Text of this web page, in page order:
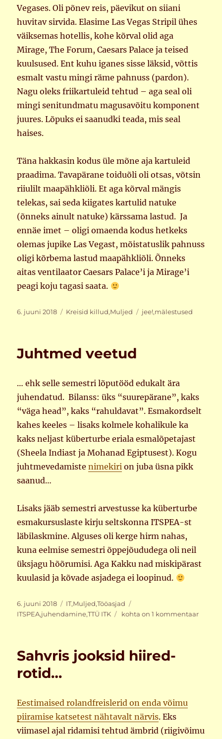
Vegases. Oli põnev reis, päevikut on siiani
huvitav sirvida. Elasime Las Vegas Stripil ühes
väiksemas hotellis, kohe kõrval olid aga
Mirage, The Forum, Caesars Palace ja teised
kuulsused. Ent kuhu iganes sisse läksid, võttis
esmalt vastu mingi räme pahnuss (pardon).
Nagu oleks friikartuleid tehtud – aga seal oli
mingi senitundmatu magusavõitu komponent
juures. Lõpuks ei saanudki teada, mis seal
haises.
Täna hakkasin kodus üle mõne aja kartuleid
praadima. Tavapärane toiduõli oli otsas, võtsin
riiulilt maapähkliõli. Et aga kõrval mängis
telekas, sai seda kiigates kartulid natuke
(õnneks ainult natuke) kärssama lastud. Ja
ennäe imet – oligi omaenda kodus hetkeks
olemas jupike Las Vegast, mõistatuslik pahnuss
oligi kõrbema lastud maapähkliõli. Õnneks
aitas ventilaator Caesars Palace’i ja Mirage’i
peagi koju tagasi saata.
Postitatud
6. juuni 2018 Rubriigid
Kreisid killud,Muljed Sildid
jee!,mälestused
Juhtmed veetud
… ehk selle semestri lõputööd edukalt ära
juhendatud. Bilanss: üks “suurepärane”, kaks
“väga head”, kaks “rahuldavat”. Esmakordselt
kahes keeles – lisaks kolmele kohalikule ka
kaks neljast küberturbe eriala esmalõpetajast
(Sheela Indiast ja Mohanad Egiptusest). Kogu
juhtmevedamistenimekiri on juba üsna pikk
saanud…
Lisaks jääb semestri arvestusse ka küberturbe
esmakursuslaste kirju seltskonna ITSPEA-st
läbilaskmine. Alguses oli kerge hirm nahas,
kuna eelmise semestri õppejõududega oli neil
üksjagu hõõrumisi. Aga Kakku nad miskipärast
kuulasid ja kõvade asjadega ei loopinud.
Postitatud
6. juuni 2018 Rubriigid
IT,Muljed,Tööasjad
ITSPEA,juhendamine,TTÜ ITK
Juhtmed
kohta on 1 kommentaar
Sahvris jooksid hiired-
rotid…
Eestimaised rolandfreislerid on enda võimu
piiramise katsetest nähtavalt närvis. Eks
viimasel ajal ridamisi tehtud ämbrid (riigivõimu